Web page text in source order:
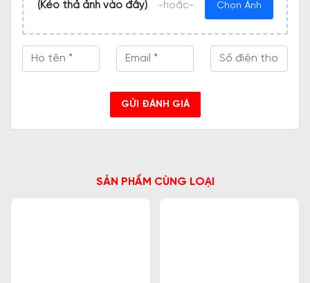
(Kéo thả ảnh vào đây) -hoặc- Chọn Ảnh
GỬI ĐÁNH GIÁ
SẢN PHẨM CÙNG LOẠI